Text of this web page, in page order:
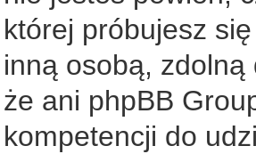
której próbujesz
inną osobą,
że ani phpBB
kompetencji do